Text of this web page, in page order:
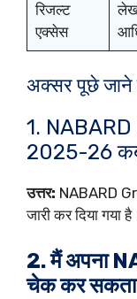
रिजल्ट
एक्सेस
लेख
अक्सर पूछे जाने
1.
2025-26 कब
उत्तर: NABARD
जारी कर दिया गया
2. मैं अपना
चेक कर